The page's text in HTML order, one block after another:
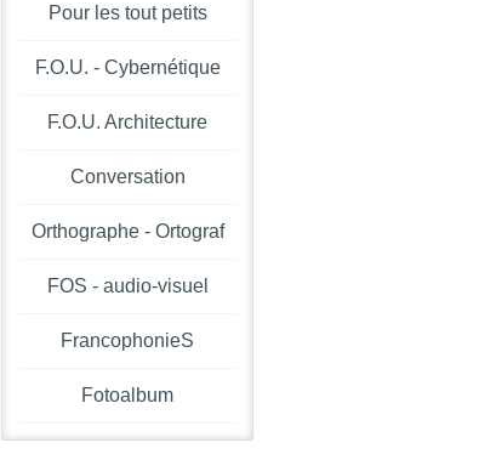
Pour les tout petits
F.O.U. - Cybernétique
F.O.U. Architecture
Conversation
Orthographe - Ortograf
FOS - audio-visuel
FrancophonieS
Fotoalbum